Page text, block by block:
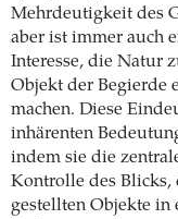
Mehrdeutigkeit des
aber ist immer auch
Interesse, die Natur
Objekt der Begierde
machen. Diese
inhärenten
indem sie die
Kontrolle des
gestellten Objekte in